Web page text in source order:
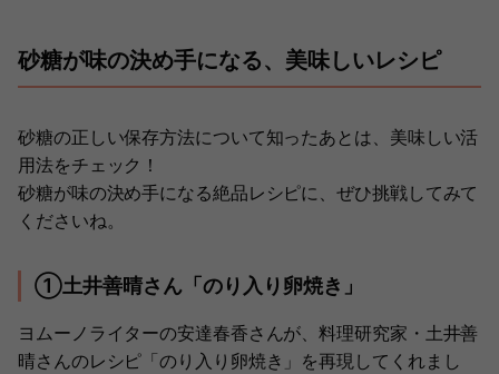
砂糖が味の決め手になる、美味しいレシピ
砂糖の正しい保存方法について知ったあとは、美味しい活
用法をチェック！
砂糖が味の決め手になる絶品レシピに、ぜひ挑戦してみて
くださいね。
①土井善晴さん「のり入り卵焼き」
ヨムーノライターの安達春香さんが、料理研究家・土井善
晴さんのレシピ「のり入り卵焼き」を再現してくれまし